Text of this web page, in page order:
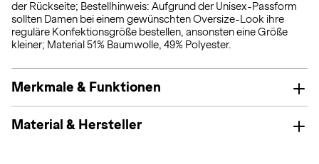
der Rückseite; Bestellhinweis: Aufgrund der Unisex-Passform
sollten Damen bei einem gewünschten Oversize-Look ihre
reguläre Konfektionsgröße bestellen, ansonsten eine Größe
kleiner; Material 51% Baumwolle, 49% Polyester.
Merkmale & Funktionen
Material & Hersteller